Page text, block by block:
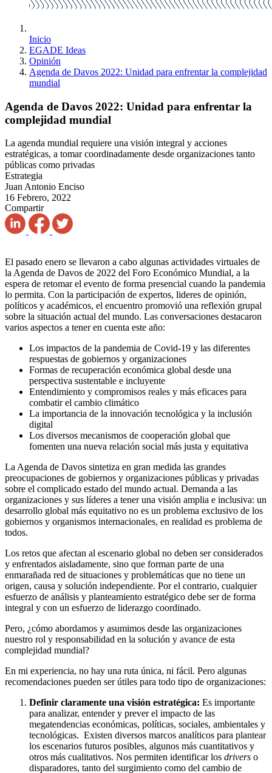
Inicio
EGADE Ideas
Opinión
Agenda de Davos 2022: Unidad para enfrentar la complejidad
mundial
Agenda de Davos 2022: Unidad para enfrentar la
complejidad mundial
La agenda mundial requiere una visión integral y acciones
estratégicas, a tomar coordinadamente desde organizaciones tanto
públicas como privadas
Estrategia
Juan Antonio Enciso
16 Febrero, 2022
Compartir
El pasado enero se llevaron a cabo algunas actividades virtuales de
la Agenda de Davos de 2022 del Foro Económico Mundial, a la
espera de retomar el evento de forma presencial cuando la pandemia
lo permita. Con la participación de expertos, lideres de opinión,
políticos y académicos, el encuentro promovió una reflexión grupal
sobre la situación actual del mundo. Las conversaciones destacaron
varios aspectos a tener en cuenta este año:
Los impactos de la pandemia de Covid-19 y las diferentes
respuestas de gobiernos y organizaciones
Formas de recuperación económica global desde una
perspectiva sustentable e incluyente
Entendimiento y compromisos reales y más eficaces para
combatir el cambio climático
La importancia de la innovación tecnológica y la inclusión
digital
Los diversos mecanismos de cooperación global que
fomenten una nueva relación social más justa y equitativa
La Agenda de Davos sintetiza en gran medida las grandes
preocupaciones de gobiernos y organizaciones públicas y privadas
sobre el complicado estado del mundo actual. Demanda a las
organizaciones y sus líderes a tener una visión amplia e inclusiva: un
desarrollo global más equitativo no es un problema exclusivo de los
gobiernos y organismos internacionales, en realidad es problema de
todos.
Los retos que afectan al escenario global no deben ser considerados
y enfrentados aisladamente, sino que forman parte de una
enmarañada red de situaciones y problemáticas que no tiene un
origen, causa y solución independiente. Por el contrario, cualquier
esfuerzo de análisis y planteamiento estratégico debe ser de forma
integral y con un esfuerzo de liderazgo coordinado.
Pero, ¿cómo abordamos y asumimos desde las organizaciones
nuestro rol y responsabilidad en la solución y avance de esta
complejidad mundial?
En mi experiencia, no hay una ruta única, ni fácil. Pero algunas
recomendaciones pueden ser útiles para todo tipo de organizaciones:
Definir claramente una visión estratégica: Es importante
para analizar, entender y prever el impacto de las
megatendencias económicas, políticas, sociales, ambientales y
tecnológicas. Existen diversos marcos analíticos para plantear
los escenarios futuros posibles, algunos más cuantitativos y
otros más cualitativos. Nos permiten identificar los drivers o
disparadores, tanto del surgimiento como del cambio de